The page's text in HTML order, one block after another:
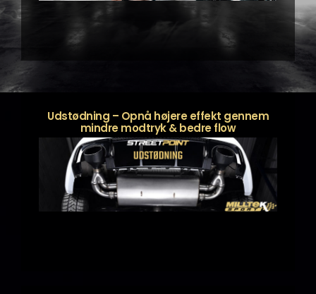
Udstødning – Opnå højere effekt gennem
mindre modtryk & bedre flow